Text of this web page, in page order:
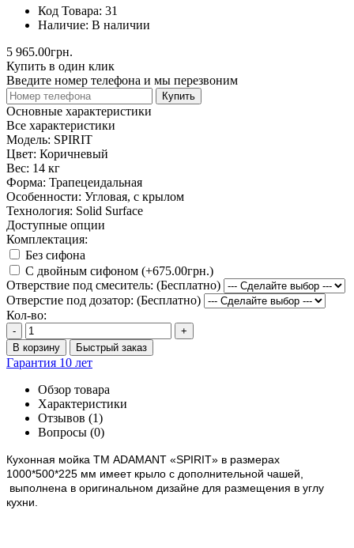
Код Товара: 31
Наличие: В наличии
5 965.00грн.
Купить в один клик
Введите номер телефона и мы перезвоним
Купить
Основные характеристики
Все характеристики
Модель: SPIRIT
Цвет: Коричневый
Вес: 14 кг
Форма: Трапецеидальная
Особенности: Угловая, с крылом
Технология: Solid Surface
Доступные опции
Комплектация:
Без сифона
С двойным сифоном (+675.00грн.)
Отверствие под смеситель: (Бесплатно)
Отверстие под дозатор: (Бесплатно)
Кол-во:
-
+
В корзину
Быстрый заказ
Гарантия 10 лет
Обзор товара
Характеристики
Отзывов (1)
Вопросы (0)
Кухонная мойка ТМ ADAMANT «SPIRIT» в размерах
1000*500*225 мм имеет крыло с дополнительной чашей,
выполнена в оригинальном дизайне для размещения в углу
кухни.